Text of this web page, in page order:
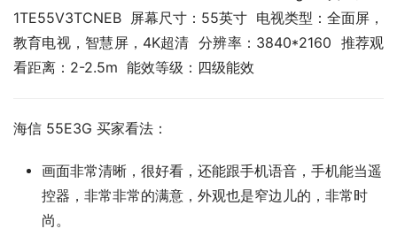
1TE55V3TCNEB  屏幕尺寸：55英寸  电视类型：全面屏，
教育电视，智慧屏，4K超清  分辨率：3840*2160  推荐观
看距离：2-2.5m  能效等级：四级能效
海信 55E3G 买家看法：
画面非常清晰，很好看，还能跟手机语音，手机能当遥
控器，非常非常的满意，外观也是窄边儿的，非常时
尚。